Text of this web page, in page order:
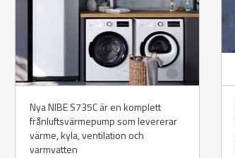
Nya NIBE S735C är en komplett
frånluftsvärmepump som levererar
värme, kyla, ventilation och
varmvatten